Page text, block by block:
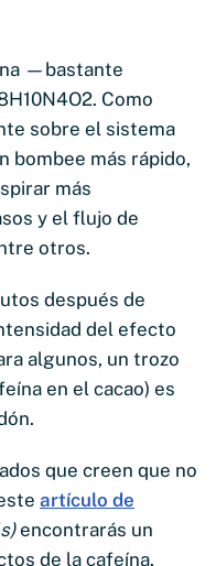
—bastante
Como
sobre el sistema
bombee más rápido,
más
y el flujo de
otros.
después de
del efecto
algunos, un trozo
en el cacao) es
que creen que no
artículo de
encontrarás un
de la cafeína.